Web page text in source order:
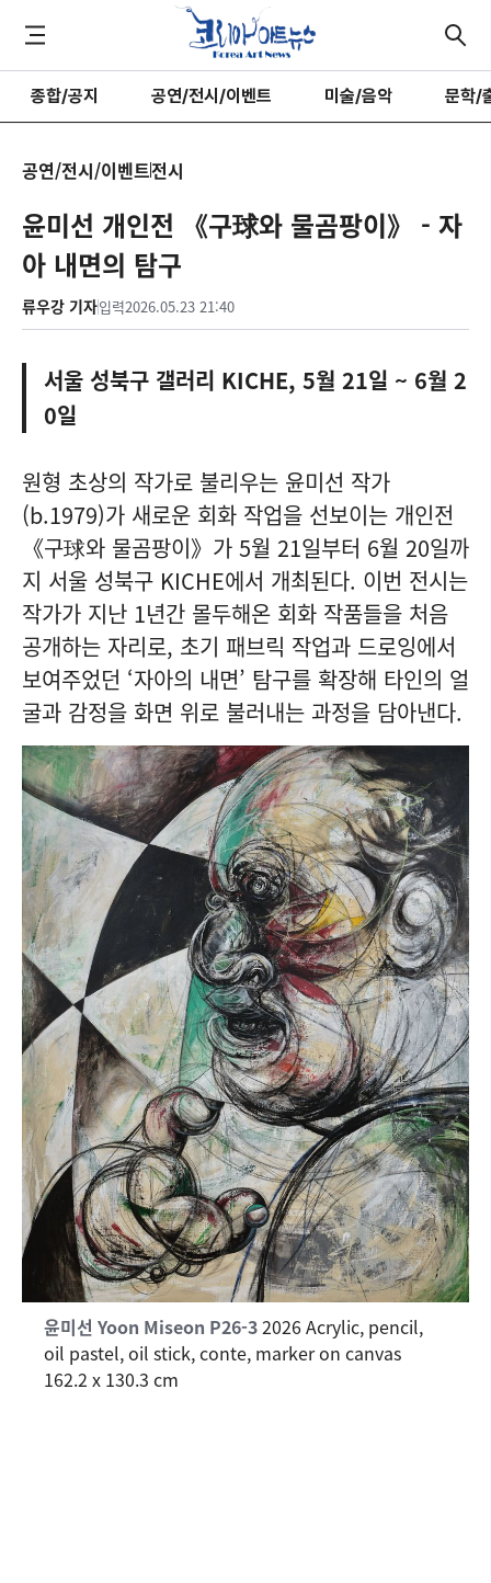
종합/공지 공연/전시/이벤트 미술/음악 문학/
공연/전시/이벤트전시
윤미선 개인전 《구球와 물곰팡이》 - 자
아 내면의 탐구
류우강 기자입력2026.05.23 21:40
서울 성북구 갤러리 KICHE, 5월 21일 ~ 6월 2
0일
원형 초상의 작가로 불리우는 윤미선 작가
(b.1979)가 새로운 회화 작업을 선보이는 개인전
《구球와 물곰팡이》가 5월 21일부터 6월 20일까
지 서울 성북구 KICHE에서 개최된다. 이번 전시는
작가가 지난 1년간 몰두해온 회화 작품들을 처음
공개하는 자리로, 초기 패브릭 작업과 드로잉에서
보여주었던 ‘자아의 내면’ 탐구를 확장해 타인의 얼
굴과 감정을 화면 위로 불러내는 과정을 담아낸다.
윤미선 Yoon Miseon P26-32026 Acrylic, pencil,
oil pastel, oil stick, conte, marker on canvas
162.2 x 130.3 cm